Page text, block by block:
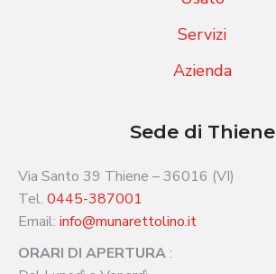
Servizi
Azienda
Sede di Thiene
Via Santo 39 Thiene – 36016 (VI)
Tel. 0445-387001
Email: info@munarettolino.it
ORARI DI APERTURA: